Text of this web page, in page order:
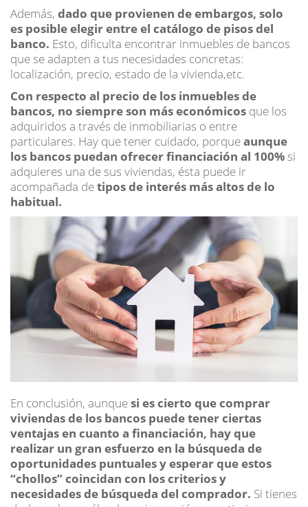
Además, dado que provienen de embargos, solo
es posible elegir entre el catálogo de pisos del
banco. Esto, dificulta encontrar inmuebles de bancos
que se adapten a tus necesidades concretas:
localización, precio, estado de la vivienda,etc.
Con respecto al precio de los inmuebles de
bancos, no siempre son más económicos que los
adquiridos a través de inmobiliarias o entre
particulares. Hay que tener cuidado, porqueaunque
los bancos puedan ofrecer financiación al 100% si
adquieres una de sus viviendas, ésta puede ir
acompañada detipos de interés más altos de lo
habitual.
En conclusión, aunquesi es cierto que comprar
viviendas de los bancos puede tener ciertas
ventajas en cuanto a financiación, hay que
realizar un gran esfuerzo en la búsqueda de
oportunidades puntuales y esperar que estos
“chollos” coincidan con los criterios y
necesidades de búsqueda del comprador. Si tienes